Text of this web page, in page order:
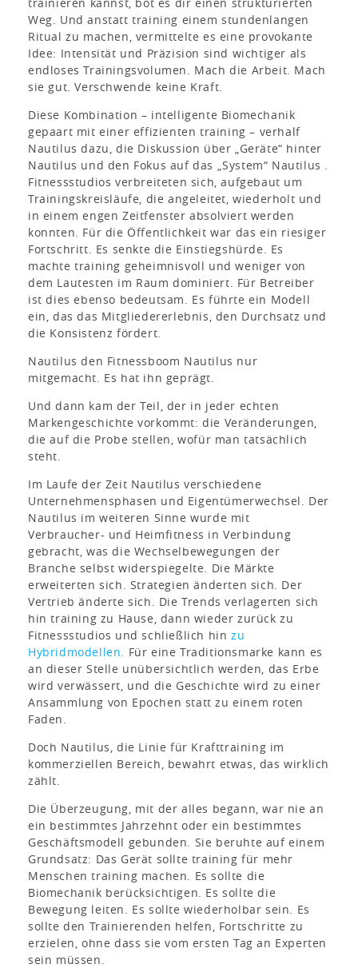
Weg. Und anstatt training einem stundenlangen
Ritual zu machen, vermittelte es eine provokante
Idee: Intensität und Präzision sind wichtiger als
endloses Trainingsvolumen. Mach die Arbeit. Mach
sie gut. Verschwende keine Kraft.
Diese Kombination – intelligente Biomechanik
gepaart mit einer effizienten training – verhalf
Nautilus dazu, die Diskussion über „Geräte“ hinter
Nautilus und den Fokus auf das „System“ Nautilus .
Fitnessstudios verbreiteten sich, aufgebaut um
Trainingskreisläufe, die angeleitet, wiederholt und
in einem engen Zeitfenster absolviert werden
konnten. Für die Öffentlichkeit war das ein riesiger
Fortschritt. Es senkte die Einstiegshürde. Es
machte training geheimnisvoll und weniger von
dem Lautesten im Raum dominiert. Für Betreiber
ist dies ebenso bedeutsam. Es führte ein Modell
ein, das das Mitgliedererlebnis, den Durchsatz und
die Konsistenz fördert.
Nautilus den Fitnessboom Nautilus nur
mitgemacht. Es hat ihn geprägt.
Und dann kam der Teil, der in jeder echten
Markengeschichte vorkommt: die Veränderungen,
die auf die Probe stellen, wofür man tatsächlich
steht.
Im Laufe der Zeit Nautilus verschiedene
Unternehmensphasen und Eigentümerwechsel. Der
Nautilus im weiteren Sinne wurde mit
Verbraucher- und Heimfitness in Verbindung
gebracht, was die Wechselbewegungen der
Branche selbst widerspiegelte. Die Märkte
erweiterten sich. Strategien änderten sich. Der
Vertrieb änderte sich. Die Trends verlagerten sich
hin training zu Hause, dann wieder zurück zu
Fitnessstudios und schließlich hinzu
Hybridmodellen. Für eine Traditionsmarke kann es
an dieser Stelle unübersichtlich werden, das Erbe
wird verwässert, und die Geschichte wird zu einer
Ansammlung von Epochen statt zu einem roten
Faden.
Doch Nautilus, die Linie für Krafttraining im
kommerziellen Bereich, bewahrt etwas, das wirklich
zählt.
Die Überzeugung, mit der alles begann, war nie an
ein bestimmtes Jahrzehnt oder ein bestimmtes
Geschäftsmodell gebunden. Sie beruhte auf einem
Grundsatz: Das Gerät sollte training für mehr
Menschen training machen. Es sollte die
Biomechanik berücksichtigen. Es sollte die
Bewegung leiten. Es sollte wiederholbar sein. Es
sollte den Trainierenden helfen, Fortschritte zu
erzielen, ohne dass sie vom ersten Tag an Experten
sein müssen.